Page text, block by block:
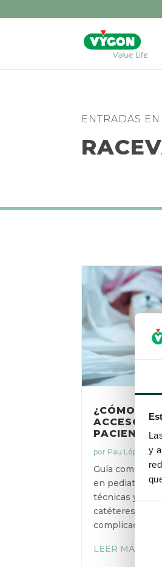
y
de
ENTRADAS
¿CÓMO
ACCESO
PACIENTE
por Pau López
Guía completa
en pediatría:
técnicas y
catéteres para
complicaciones.
LEER MÁS